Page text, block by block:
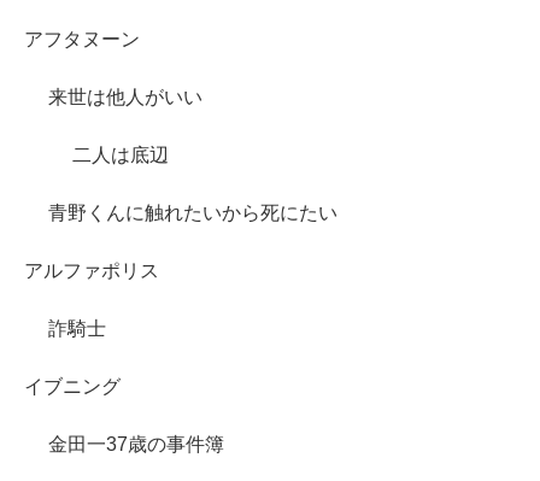
アフタヌーン
来世は他人がいい
二人は底辺
青野くんに触れたいから死にたい
アルファポリス
詐騎士
イブニング
金田一37歳の事件簿